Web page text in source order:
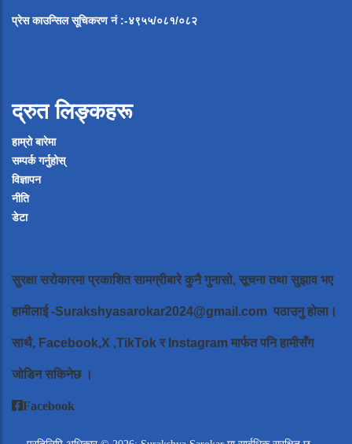
प्रेस काउन्सिल सूचिकरण नं:-४९५५/०८१/०८२
द्रुत लिङ्कहरू
हाम्रो बारेमा
सम्पर्क गर्नुहोस्
विज्ञापन
नीति
डेटा
सुरक्षा सरोकारमा प्रकाशित सामग्रीबारे कुनै गुनासो, सूचना तथा सुझाव भए
हामीलाई-Surakshyasarokar2024@gmail.com पठाउनु होला।
साथै, Facebook,X ,TikTok र Instagram मार्फत पनि हामीसँग
जोडिन सकिनेछ ।
Facebook